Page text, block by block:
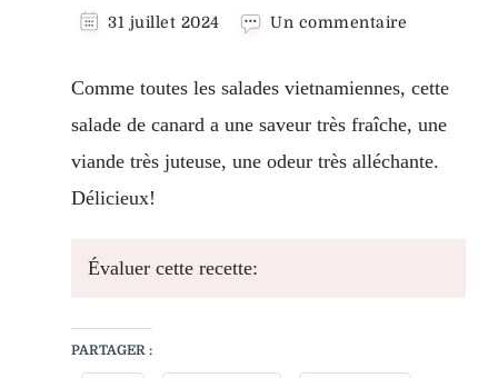
31 juillet 2024 Un commentaire
canard
de
liseron
Comme toutes les salades vietnamiennes, cette
salade de canard a une saveur très fraîche, une
viande très juteuse, une odeur très alléchante.
Délicieux!
Évaluer cette recette:
PARTAGER :